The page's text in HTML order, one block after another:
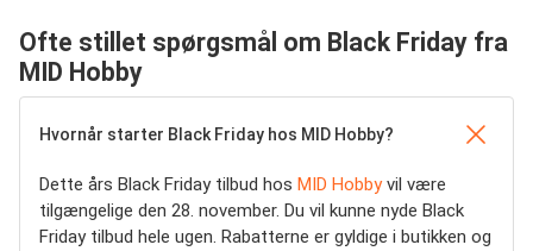
Ofte stillet spørgsmål om Black Friday fra
MID Hobby
Hvornår starter Black Friday hos MID Hobby?
Dette års Black Friday tilbud hos MID Hobbyvil være
tilgængelige den 28. november. Du vil kunne nyde Black
Friday tilbud hele ugen. Rabatterne er gyldige i butikken og